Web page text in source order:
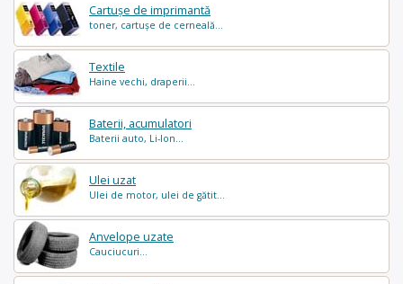
Cartușe de imprimantă
toner, cartușe de cerneală...
Textile
Haine vechi, draperii...
Baterii, acumulatori
Baterii auto, Li-Ion...
Ulei uzat
Ulei de motor, ulei de gătit...
Anvelope uzate
Cauciucuri...